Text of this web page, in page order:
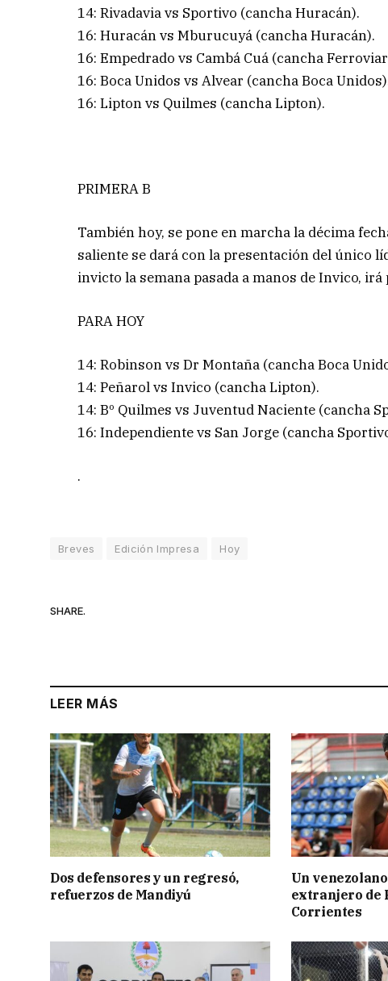
14: Rivadavia vs Sportivo (cancha Huracán).
16: Huracán vs Mburucuyá (cancha Huracán).
16: Empedrado vs Cambá Cuá (cancha
16: Boca Unidos vs Alvear (cancha Boca
16: Lipton vs Quilmes (cancha Lipton).
PRIMERA B
También hoy, se pone en marcha la décima
saliente se dará con la presentación del único
invicto la semana pasada a manos de Invico,
PARA HOY
14: Robinson vs Dr Montaña (cancha Boca
14: Peñarol vs Invico (cancha Lipton).
14: Bº Quilmes vs Juventud Naciente (cancha
16: Independiente vs San Jorge (cancha
.
Breves Edición Impresa Hoy
SHARE.
LEER MÁS
Dos defensores y un regresó,
refuerzos de Mandiyú
Un
extranjero de
Corrientes